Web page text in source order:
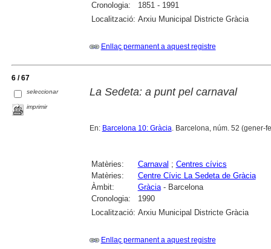
Cronologia:
1851 - 1991
Localització: Arxiu Municipal Districte Gràcia
Enllaç permanent a aquest registre
6 / 67
seleccionar
imprimir
La Sedeta: a punt pel carnaval
En: Barcelona 10: Gràcia . Barcelona, núm. 52 (gener-
Matèries: Carnaval ; Centres cívics
Matèries:
Centre Cívic La Sedeta de Gràcia
Àmbit:
Gràcia- Barcelona
Cronologia:
1990
Localització: Arxiu Municipal Districte Gràcia
Enllaç permanent a aquest registre